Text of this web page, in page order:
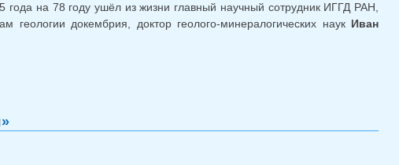
на 78 году ушёл из жизни главный научный сотрудник ИГГД РАН,
докембрия, доктор геолого-минералогических наук Иван